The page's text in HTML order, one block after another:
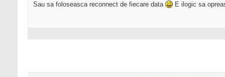
Sau sa foloseasca reconnect de fiecare data E ilogic sa